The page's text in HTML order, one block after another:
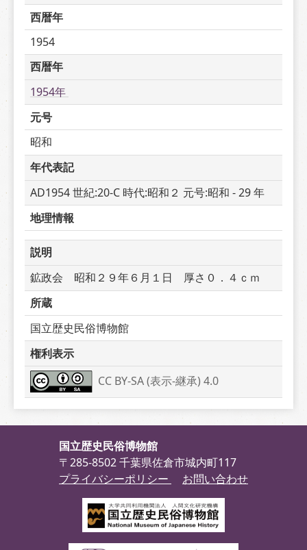
西暦年
1954
西暦年
1954年
元号
昭和
年代表記
AD1954 世紀:20-C 時代:昭和２ 元号:昭和 - 29 年
地理情報
説明
鉱政会　昭和２９年６月１日　厚さ０．４ｃｍ
所蔵
国立歴史民俗博物館
権利表示
CC BY-SA (表示-継承) 4.0
国立歴史民俗博物館
〒285-8502 千葉県佐倉市城内町117
プライバシーポリシー
お問い合わせ